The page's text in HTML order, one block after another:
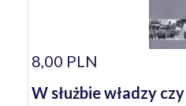
8,00 PLN
W służbie władzy